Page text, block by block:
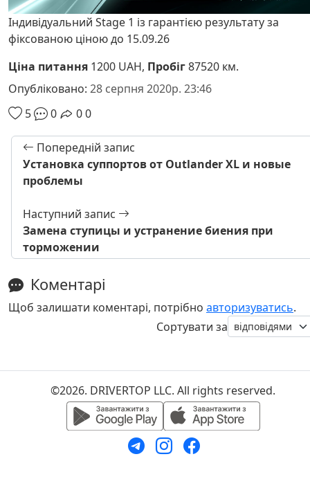
Індивідуальний Stage 1 із гарантією результату за
фіксованою ціною до 15.09.26
Ціна питання 1200 UAH, Пробіг87520 км.
Опубліковано: 28 серпня 2020р. 23:46
5
0 00
Попередній запис
Установка суппортов от Outlander XL и новые
проблемы
Наступний запис
Замена ступицы и устранение биения при
торможении
Коментарі
Щоб залишати коментарі, потрібно авторизуватись.
Сортувати за
©2026. DRIVERTOP LLC. All rights reserved.